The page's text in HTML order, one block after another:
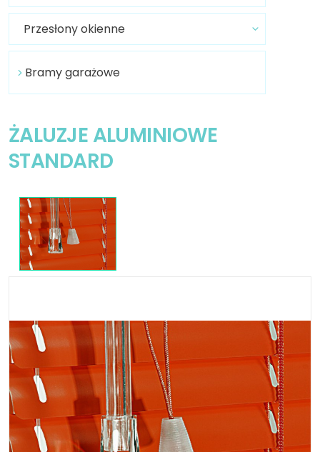
Przesłony okienne
Bramy garażowe
ŻALUZJE ALUMINIOWE
STANDARD